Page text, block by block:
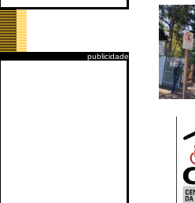
publicidade